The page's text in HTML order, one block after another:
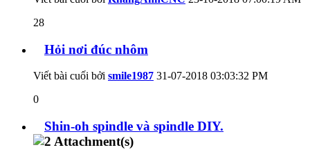
28
Hỏi nơi đúc nhôm
Viết bài cuối bởi smile1987 31-07-2018 03:03:32 PM
0
Shin-oh spindle và spindle DIY.